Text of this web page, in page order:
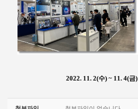
2022. 11. 2(수) ~ 11. 4(금)